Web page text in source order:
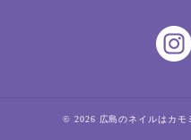
© 2026 広島のネイルはカモ